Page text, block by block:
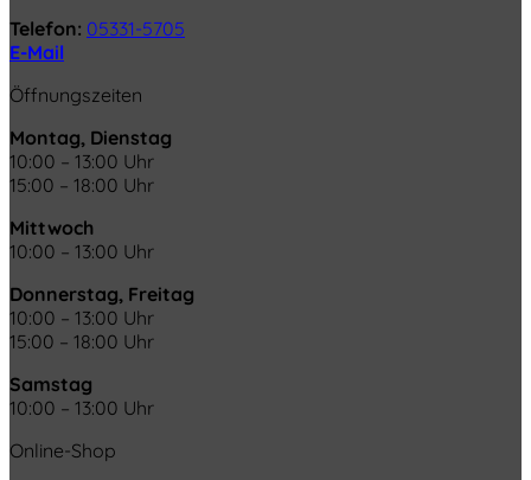
Telefon: 05331-5705
E-Mail
Öffnungszeiten
Montag, Dienstag
10:00 – 13:00 Uhr
15:00 – 18:00 Uhr
Mittwoch
10:00 – 13:00 Uhr
Donnerstag, Freitag
10:00 – 13:00 Uhr
15:00 – 18:00 Uhr
Samstag
10:00 – 13:00 Uhr
Online-Shop